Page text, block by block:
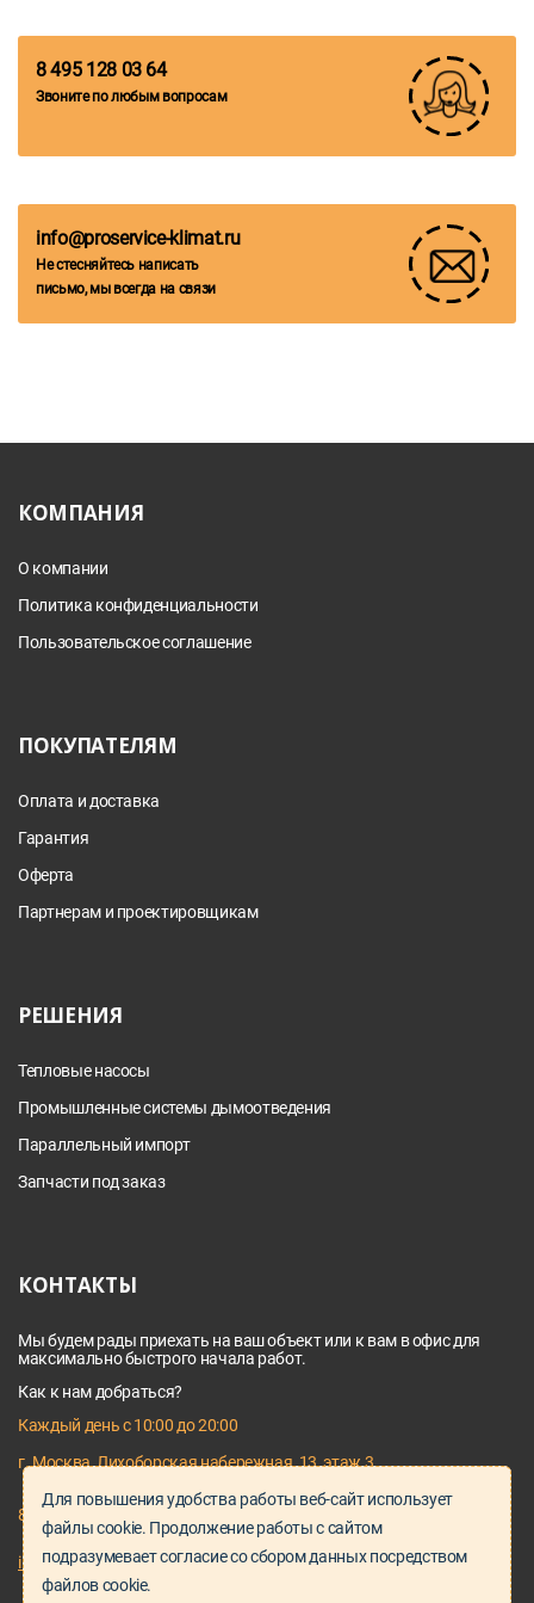
8 495 128 03 64
Звоните по любым вопросам
info@proservice-klimat.ru
Не стесняйтесь написать
письмо, мы всегда на связи
КОМПАНИЯ
О компании
Политика конфиденциальности
Пользовательское соглашение
ПОКУПАТЕЛЯМ
Оплата и доставка
Гарантия
Оферта
Партнерам и проектировщикам
РЕШЕНИЯ
Тепловые насосы
Промышленные системы дымоотведения
Параллельный импорт
Запчасти под заказ
КОНТАКТЫ
Мы будем рады приехать на ваш объект или к вам в офис для
максимально быстрого начала работ.
Как к нам добраться?
Каждый день с 10:00 до 20:00
г. Москва, Лихоборская набережная, 13, этаж 3
8 495 128 03 64
info@proservice-klimat.ru
Для повышения удобства работы веб-сайт использует
файлы cookie. Продолжение работы с сайтом
подразумевает согласие со сбором данных посредством
файлов cookie.